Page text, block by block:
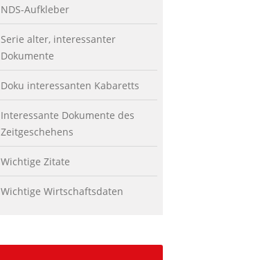
NDS-Aufkleber
Serie alter, interessanter
Dokumente
Doku interessanten Kabaretts
Interessante Dokumente des
Zeitgeschehens
Wichtige Zitate
Wichtige Wirtschaftsdaten